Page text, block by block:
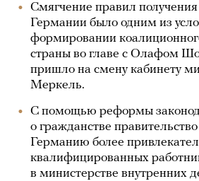
Смягчение правил
Германии было одним из
формировании
страны во главе с Олафом
пришло на смену кабинету
Меркель.
С помощью реформы
о гражданстве
Германию более
квалифицированных
в министерстве внутренних